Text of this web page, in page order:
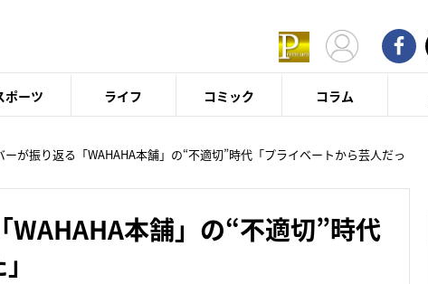
ポーツ ライフ コミック コラム
が振り返る「WAHAHA本舗」の“不適切”時代「プライベートから芸人だっ
本舗」の“不適切”時代